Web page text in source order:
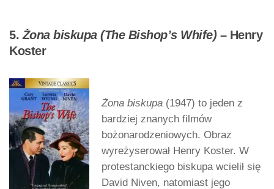
5.Żona biskupa (The Bishop’s Whife) – Henry
Koster
Żona biskupa (1947) to jeden z
bardziej znanych filmów
bożonarodzeniowych. Obraz
wyreżyserował Henry Koster. W
protestanckiego biskupa wcielił się
David Niven, natomiast jego